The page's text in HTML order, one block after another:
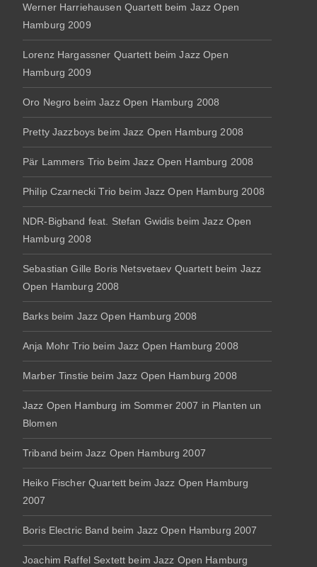
Werner Harriehausen Quartett beim Jazz Open
Hamburg 2009
Lorenz Hargassner Quartett beim Jazz Open
Hamburg 2009
Oro Negro beim Jazz Open Hamburg 2008
Pretty Jazzboys beim Jazz Open Hamburg 2008
Pär Lammers Trio beim Jazz Open Hamburg 2008
Philip Czarnecki Trio beim Jazz Open Hamburg 2008
NDR-Bigband feat. Stefan Gwidis beim Jazz Open
Hamburg 2008
Sebastian Gille Boris Netsvetaev Quartett beim Jazz
Open Hamburg 2008
Barks beim Jazz Open Hamburg 2008
Anja Mohr Trio beim Jazz Open Hamburg 2008
Marber Tinstie beim Jazz Open Hamburg 2008
Jazz Open Hamburg im Sommer 2007 in Planten un
Blomen
Triband beim Jazz Open Hamburg 2007
Heiko Fischer Quartett beim Jazz Open Hamburg
2007
Boris Electric Band beim Jazz Open Hamburg 2007
Joachim Raffel Sextett beim Jazz Open Hamburg